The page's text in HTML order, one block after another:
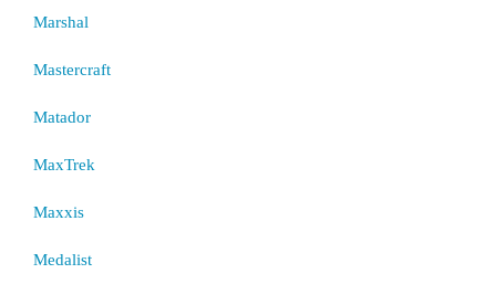
Marshal
Mastercraft
Matador
MaxTrek
Maxxis
Medalist